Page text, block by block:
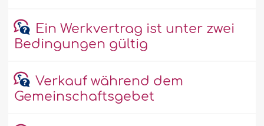
Ein Werkvertrag ist unter zwei
Bedingungen gültig
Verkauf während dem
Gemeinschaftsgebet